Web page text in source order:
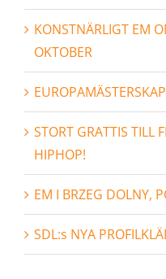
KONSTNÄRLIGT EM
OKTOBER
STORT GRATTIS TILL
HIPHOP!
EM I BRZEG DOLNY,
SDL:s NYA